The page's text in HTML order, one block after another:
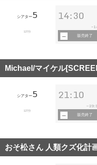
シアター5
127分
14:30
~
販売終了
Michael/マイケル
シアター5
127分
21:10
~
販売終了
おそ松さん 人類クズ化計